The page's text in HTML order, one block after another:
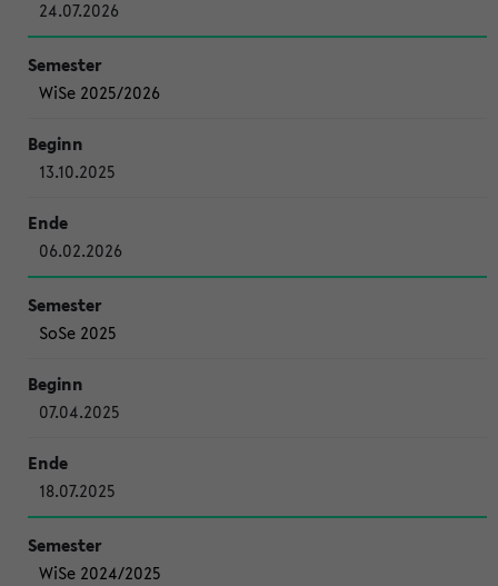
24.07.2026
WiSe 2025/2026
13.10.2025
06.02.2026
SoSe 2025
07.04.2025
18.07.2025
WiSe 2024/2025